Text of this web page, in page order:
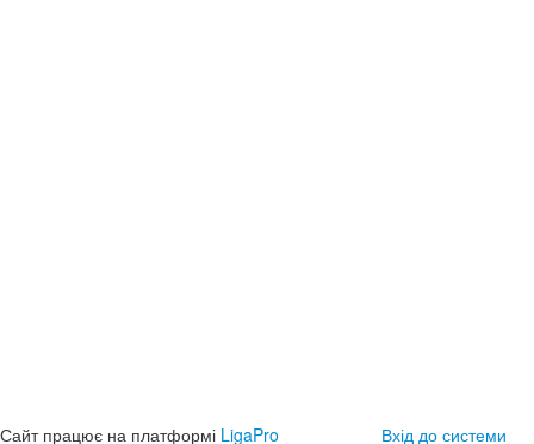
Сайт працює на платформі LigaPro Вхід до системи